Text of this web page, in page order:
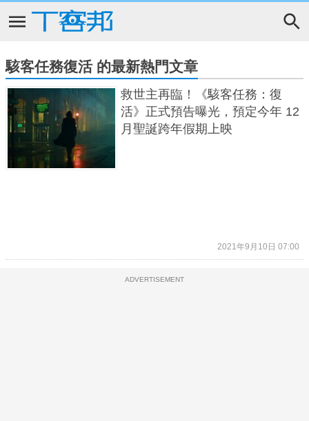
駭客任務復活 的最新熱門文章
救世主再臨！《駭客任務：復
活》正式預告曝光，預定今年 12
月聖誕跨年假期上映
2021年9月10日 07:00
ADVERTISEMENT